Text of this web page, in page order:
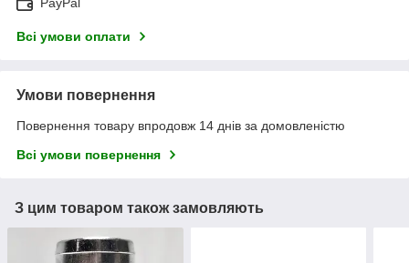
Всі умови оплати
Умови повернення
Повернення товару впродовж 14 днів за домовленістю
Всі умови повернення
З цим товаром також замовляють